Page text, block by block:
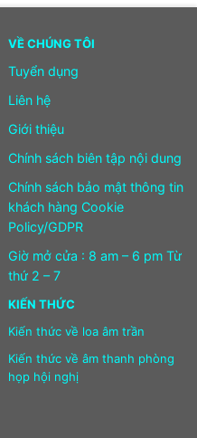
VỀ CHÚNG TÔI
Tuyển dụng
Liên hệ
Giới thiệu
Chính sách biên tập nội dung
Chính sách bảo mật thông tin
khách hàng Cookie
Policy/GDPR
Giờ mở cửa : 8 am – 6 pm Từ
thứ 2 – 7
KIẾN THỨC
Kiến thức về loa âm trần
Kiến thức về âm thanh phòng
họp hội nghị